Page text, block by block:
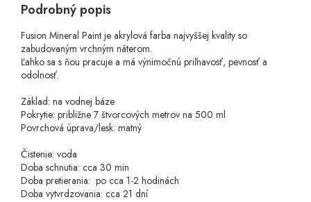
Podrobný popis
Fusion Mineral Paint je akrylová farba najvyššej kvality so
zabudovaným vrchným náterom.
Ľahko sa s ňou pracuje a má výnimočnú priľnavosť, pevnosť a
odolnosť.
Základ: na vodnej báze
Pokrytie: približne 7 štvorcových metrov na 500 ml
Povrchová úprava/lesk: matný
Čistenie: voda
Doba schnutia: cca 30 min
Doba pretierania: po cca 1-2 hodinách
Doba vytvrdzovania: cca 21 dní